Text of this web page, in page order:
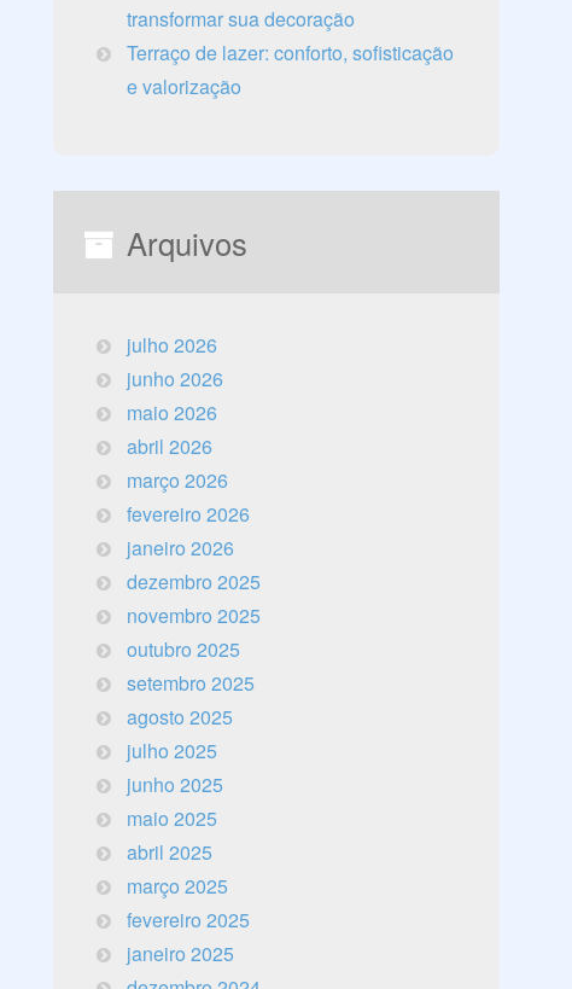
transformar sua decoração
Terraço de lazer: conforto, sofisticação
e valorização
Arquivos
julho 2026
junho 2026
maio 2026
abril 2026
março 2026
fevereiro 2026
janeiro 2026
dezembro 2025
novembro 2025
outubro 2025
setembro 2025
agosto 2025
julho 2025
junho 2025
maio 2025
abril 2025
março 2025
fevereiro 2025
janeiro 2025